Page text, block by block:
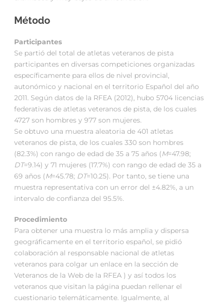
Método
Participantes
Se partió del total de atletas veteranos de pista
participantes en diversas competiciones organizadas
específicamente para ellos de nivel provincial,
autonómico y nacional en el territorio Español del año
2011. Según datos de la RFEA (2012), hubo 5704 licencias
federativas de atletas veteranos de pista, de los cuales
4727 son hombres y 977 son mujeres.
Se obtuvo una muestra aleatoria de 401 atletas
veteranos de pista, de los cuales 330 son hombres
(82.3%) con rango de edad de 35 a 75 años (M=47.98;
DT=9.14) y 71 mujeres (17.7%) con rango de edad de 35 a
69 años (M=45.78; DT=10.25). Por tanto, se tiene una
muestra representativa con un error del ±4.82%, a un
intervalo de confianza del 95.5%.
Procedimiento
Para obtener una muestra lo más amplia y dispersa
geográficamente en el territorio español, se pidió
colaboración al responsable nacional de atletas
veteranos para colgar un enlace en la sección de
Veteranos de la Web de la RFEA ) y así todos los
veteranos que visitan la página puedan rellenar el
cuestionario telemáticamente. Igualmente, al